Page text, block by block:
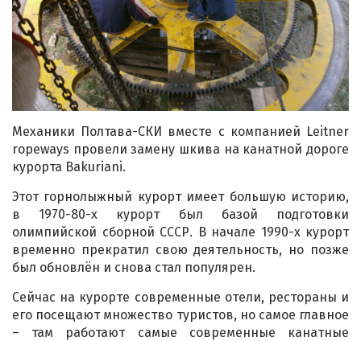
Механики Полтава-СКИ вместе с компанией Leitner
ropeways провели замену шкива на канатной дороге
курорта Bakuriani.
Этот горнолыжный курорт имеет большую историю,
в 1970-80-х курорт был базой подготовки
олимпийской сборной СССР. В начале 1990-х курорт
временно прекратил свою деятельность, но позже
был обновлён и снова стал популярен.
Сейчас на курорте современные отели, рестораны и
его посещают множество туристов, но самое главное
– там работают самые современные канатные